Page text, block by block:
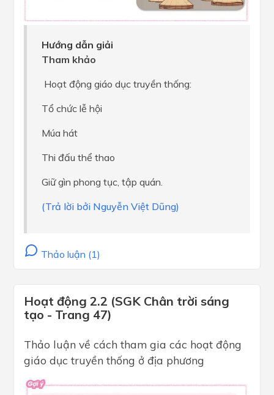
Hướng dẫn giải
Tham khảo
Hoạt động giáo dục truyền thống:
Tổ chức lễ hội
Múa hát
Thi đấu thể thao
Giữ gìn phong tục, tập quán.
(Trả lời bởi Nguyễn Việt Dũng)
Thảo luận (1)
Hoạt động 2.2 (SGK Chân trời sáng
tạo - Trang 47)
Thảo luận về cách tham gia các hoạt động
giáo dục truyền thống ở địa phương